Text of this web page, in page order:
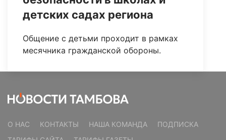
детских садах региона
Общение с детьми проходит в рамках
месячника гражданской обороны.
О НАС КОНТАКТЫ НАША КОМАНДА
ПОДПИСКА